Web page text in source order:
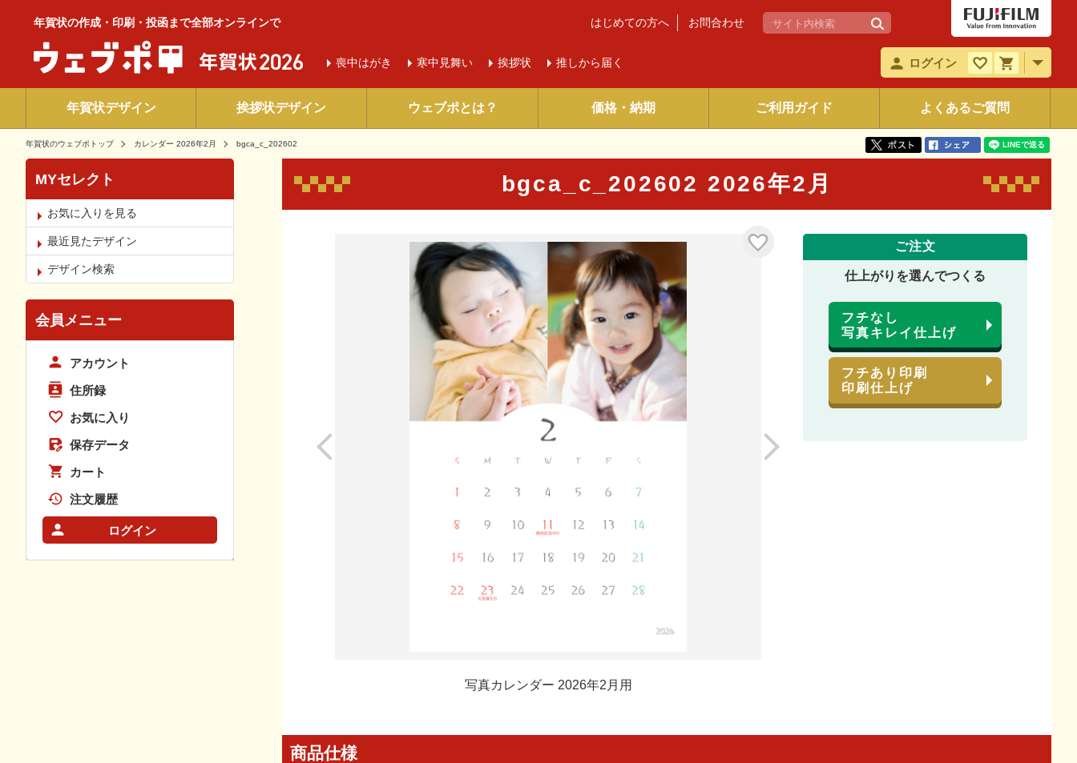
年賀状の作成・印刷・投函まで全部オンラインで
喪中はがき 寒中 見舞い 挨拶状 推しから届く
はじめての方へ お問合わせ
ログイン
年賀状デザイン 挨拶状デザイン ウェブポとは？ 価格・納期 ご利用ガイド よくあるご質問
年賀状のウェブポトップ カレンダー 2026年2月 bgca_c_202602
bgca_c_202602 2026年2月
写真カレンダー 2026年2月用
ご注文
仕上がりを選んでつくる
フチなし
写真キレイ仕上げ
フチあり印刷
印刷仕上げ
商品仕様
MYセレクト
お気に入りを見る
最近見たデザイン
デザイン検索
会員メニュー
アカウント
住所録
お気に入り
保存データ
カート
注文履歴
ログイン